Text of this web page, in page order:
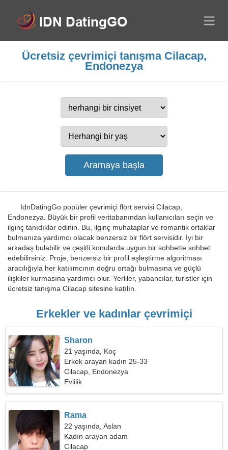
Ücretsiz çevrimiçi tanışma Cilacap,
Endonezya
IdnDatingGo popüler çevrimiçi flört servisi Cilacap,
Endonezya. Büyük bir profil veritabanından kullanıcıları seçin ve
ilginç tanıdıklar edinin. Bu, ilginç muhataplar ve romantik ortaklar
bulmanıza yardımcı olacak benzersiz bir flört servisidir. İyi bir
arkadaş bulabilir ve çeşitli konularda uygun bir sohbette sohbet
edebilirsiniz. Proje, benzersiz bir profil eşleştirme algoritması
aracılığıyla her katılımcının doğru ortağı bulmasına ve güçlü
ilişkiler kurmasına yardımcı olur. Yerliler, yabancılar, turistler için
ücretsiz tanışma Cilacap sitesine katılın.
Erkekler ve kadınlar çevrimiçi
Sharon
21 yaşında, Koç
Erkek arayan kadın 25-33
Cilacap, Endonezya
Evlilik
Rama
22 yaşında, Aslan
Kadın arayan adam
Cilacap